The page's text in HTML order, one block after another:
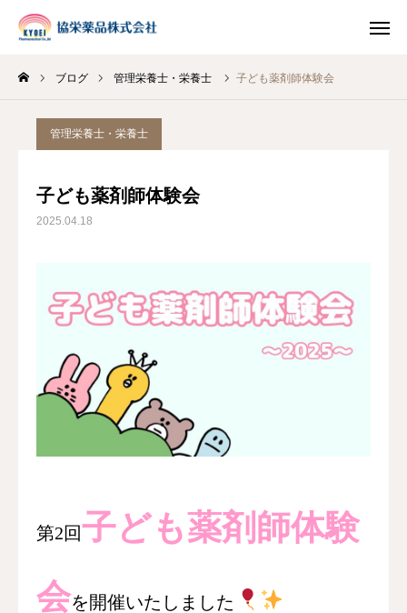
ブログ 管理栄養士・栄養士 子ども薬剤師体験会
管理栄養士・栄養士
子ども薬剤師体験会
2025.04.18
第2回子ども薬剤師体験
会を開催いたしました
INSTAGRAM
HOME
事業案内
お知らせ